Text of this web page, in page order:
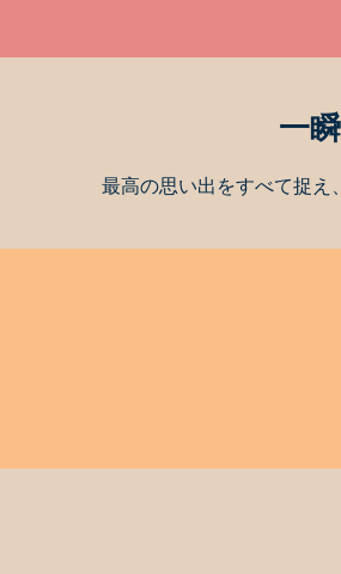
一
最高の思い出をすべて捉え